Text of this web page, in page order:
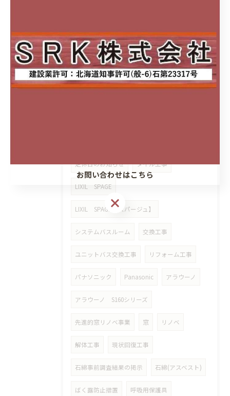
部分補修 トイレ交換リフォーム 故障
改修工事 排気ファン 油漏れ
定休日のお知らせ タイル工事
LIXIL SPAGE
LIXIL SPAGE【スパージュ】
システムバスルーム 交換工事
ユニットバス交換工事 リフォーム工事
パナソニック Panasonic アラウーノ
アラウーノ S160シリーズ
先進的窓リノベ事業 窓 リノベ
解体工事 現状回復工事
石綿事前調査結果の掲示 石綿(アスベスト)
ばく露防止措置 呼吸用保護具
お問い合わせはこちら